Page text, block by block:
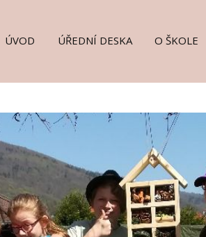
ÚVOD ÚŘEDNÍ DESKA O ŠKOLE